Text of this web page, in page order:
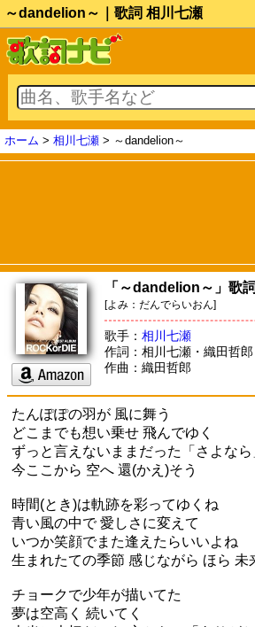
～dandelion～｜歌詞 相川七瀬
ホーム > 相川七瀬 > ～dandelion～
「～dandelion～」歌詞
[よみ：だんでらいおん]
歌手： 相川七瀬
作詞：相川七瀬・織田哲郎
作曲：織田哲郎
たんぽぽの羽が 風に舞う
どこまでも想い乗せ 飛んでゆく
ずっと言えないままだった「さよなら
今ここから 空へ 還(かえ)そう
時間(とき)は軌跡を彩ってゆくね
青い風の中で 愛しさに変えて
いつか笑顔でまた逢えたらいいよね
生まれたての季節 感じながら ほら 未
チョークで少年が描いてた
夢は空高く 続いてく